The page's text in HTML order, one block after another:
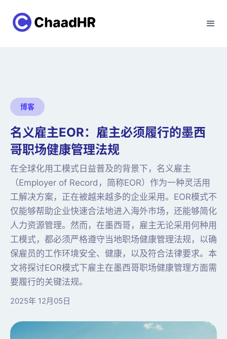
博客
名义雇主EOR：雇主必须履行的墨西
哥职场健康管理法规
在全球化用工模式日益普及的背景下，名义雇主
（Employer of Record，简称EOR）作为一种灵活用
工解决方案，正在被越来越多的企业采用。EOR模式不
仅能够帮助企业快速合法地进入海外市场，还能够简化
人力资源管理。然而，在墨西哥，雇主无论采用何种用
工模式，都必须严格遵守当地职场健康管理法规，以确
保雇员的工作环境安全、健康，以及符合法律要求。本
文将探讨EOR模式下雇主在墨西哥职场健康管理方面需
要履行的关键法规。
2025年 12月05日